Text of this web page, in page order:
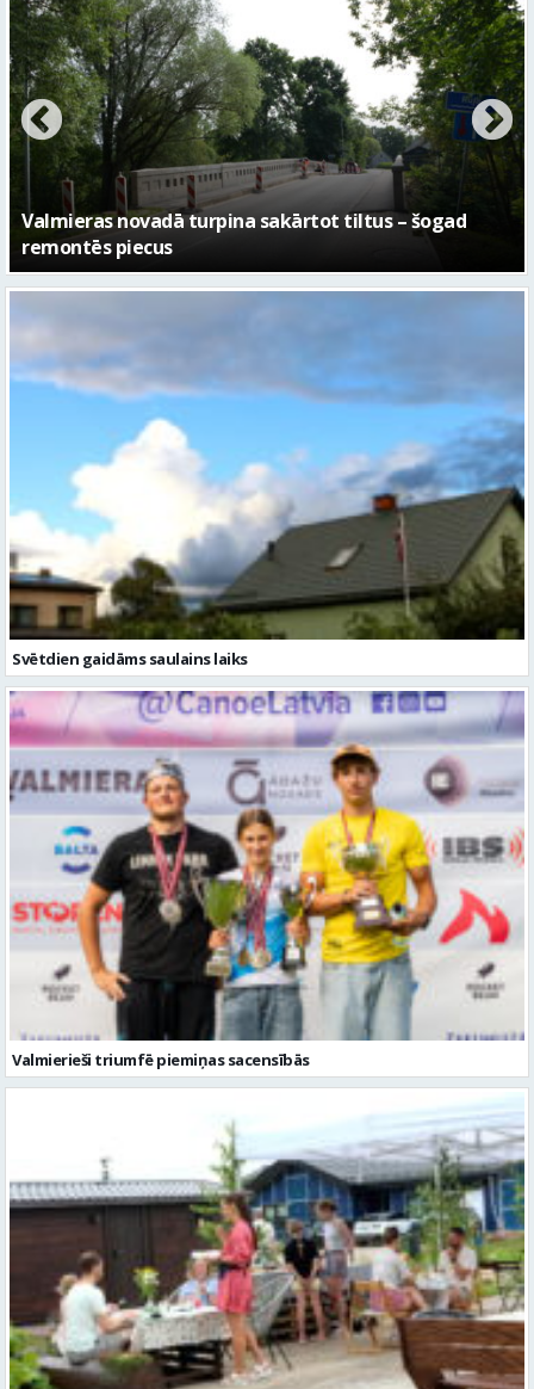
No pagaidu teātra līdz laikmetīgās kultūras centram
– kā attīstīsies “Kurtuve”
Svētdien gaidāms saulains laiks
Valmierieši triumfē piemiņas sacensībās